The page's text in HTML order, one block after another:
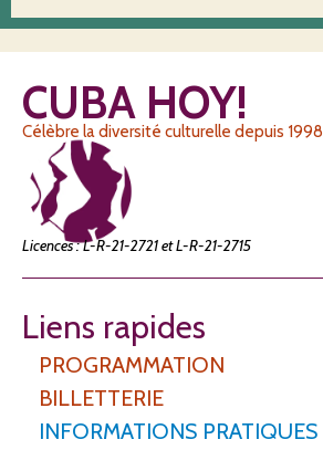
CUBA HOY!
Célèbre la diversité culturelle depuis 1998
Licences : L-R-21-2721 et L-R-21-2715
Liens rapides
PROGRAMMATION
BILLETTERIE
INFORMATIONS PRATIQUES